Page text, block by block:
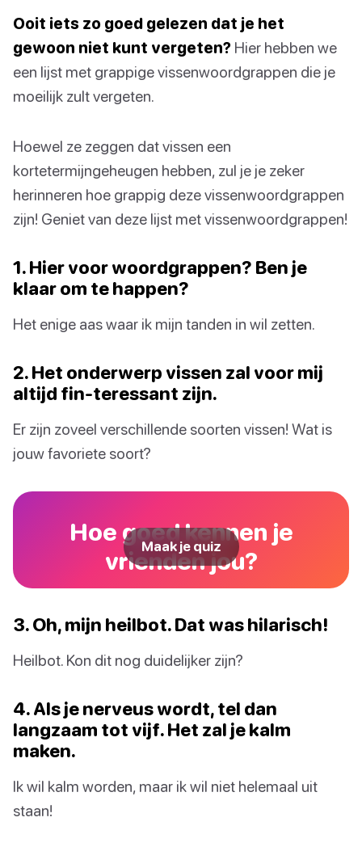
Ooit iets zo goed gelezen dat je het
gewoon niet kunt vergeten? Hier hebben we
een lijst met grappige vissenwoordgrappen die je
moeilijk zult vergeten.
Hoewel ze zeggen dat vissen een
kortetermijngeheugen hebben, zul je je zeker
herinneren hoe grappig deze vissenwoordgrappen
zijn! Geniet van deze lijst met vissenwoordgrappen!
1. Hier voor woordgrappen? Ben je
klaar om te happen?
Het enige aas waar ik mijn tanden in wil zetten.
2. Het onderwerp vissen zal voor mij
altijd fin-teressant zijn.
Er zijn zoveel verschillende soorten vissen! Wat is
jouw favoriete soort?
Hoe goed kennen je
vrienden jou?
Maak je quiz
3. Oh, mijn heilbot. Dat was hilarisch!
Heilbot. Kon dit nog duidelijker zijn?
4. Als je nerveus wordt, tel dan
langzaam tot vijf. Het zal je kalm
maken.
Ik wil kalm worden, maar ik wil niet helemaal uit
staan!